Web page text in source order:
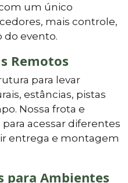
um único
mais controle,
do evento.
Remotos
para levar
estâncias, pistas
Nossa frota e
acessar diferentes
entrega e montagem
para Ambientes